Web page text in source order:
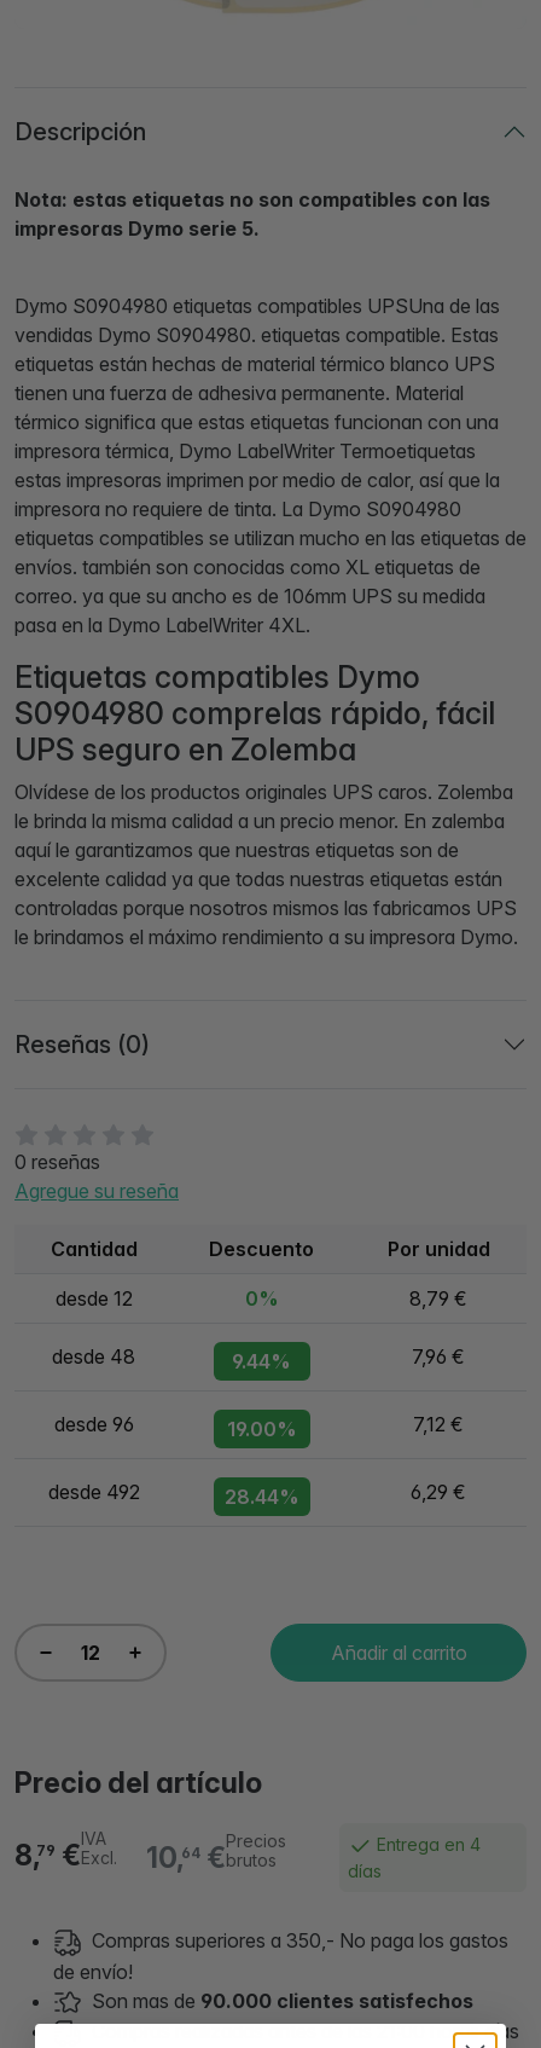
0 reseñas
Agregue su reseña
Cantidad Descuento Por unidad
desde 12 0% 8,79 €
desde 48 9.44% 7,96 €
desde 96 19.00% 7,12 €
desde 492 28.44% 6,29 €
Añadir al carrito
Precio del artículo
10,64€Precios
brutos
8,79 €IVA
Excl.
Entrega en 4
días
Compras superiores a 350,- No paga los gastos
de envío!
Son mas de 90.000 clientes satisfechos
Compras realizadas antes de las 21:00 horas días
Descripción
Nota: estas etiquetas no son compatibles con las
impresoras Dymo serie 5.
Dymo S0904980 etiquetas compatibles UPSUna de las
vendidas Dymo S0904980. etiquetas compatible. Estas
etiquetas están hechas de material térmico blanco UPS
tienen una fuerza de adhesiva permanente. Material
térmico significa que estas etiquetas funcionan con una
impresora térmica, Dymo LabelWriter Termoetiquetas
estas impresoras imprimen por medio de calor, así que la
impresora no requiere de tinta. La Dymo S0904980
etiquetas compatibles se utilizan mucho en las etiquetas de
envíos. también son conocidas como XL etiquetas de
correo. ya que su ancho es de 106mm UPS su medida
pasa en la Dymo LabelWriter 4XL.
Etiquetas compatibles Dymo
S0904980 comprelas rápido, fácil
UPS seguro en Zolemba
Olvídese de los productos originales UPS caros. Zolemba
le brinda la misma calidad a un precio menor. En zalemba
aquí le garantizamos que nuestras etiquetas son de
excelente calidad ya que todas nuestras etiquetas están
controladas porque nosotros mismos las fabricamos UPS
le brindamos el máximo rendimiento a su impresora Dymo.
Reseñas (0)